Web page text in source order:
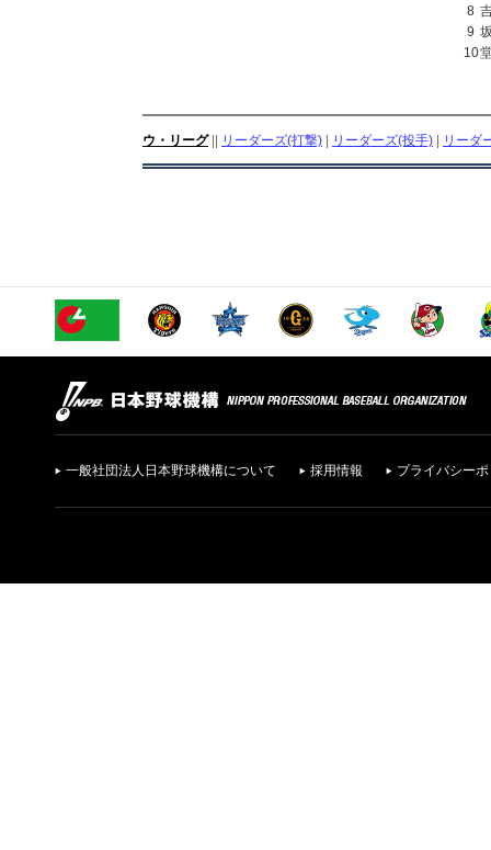
8
9
10
ウ・リーグ|| リーダーズ(打撃) リーダーズ(投手) リーダ
一般社団法人日本野球機構について 採用情報 プライバシー